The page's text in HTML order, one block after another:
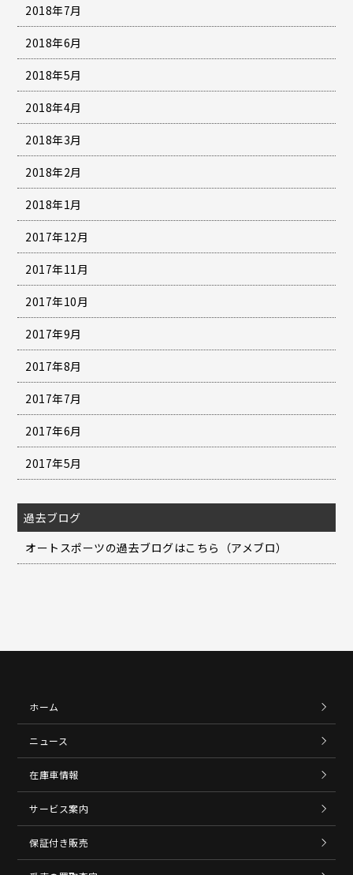
2018年7月
2018年6月
2018年5月
2018年4月
2018年3月
2018年2月
2018年1月
2017年12月
2017年11月
2017年10月
2017年9月
2017年8月
2017年7月
2017年6月
2017年5月
過去ブログ
オートスポーツの過去ブログはこちら（アメブロ）
ホーム
ニュース
在庫車情報
サービス案内
保証付き販売